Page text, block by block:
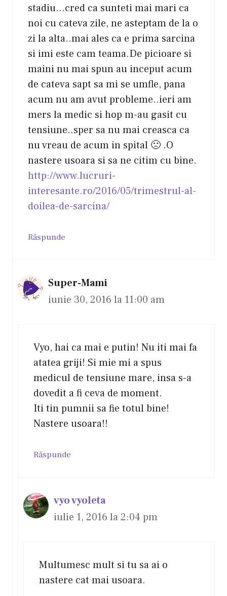
stadiu…cred ca sunteti mai mari ca
noi cu cateva zile, ne asteptam de la o
zi la alta..mai ales ca e prima sarcina
si imi este cam teama.De picioare si
maini nu mai spun au inceput acum
de cateva sapt sa mi se umfle, pana
acum nu am avut probleme..ieri am
mers la medic si hop m-au gasit cu
tensiune..sper sa nu mai creasca ca
nu vreau de acum in spital 🙁 .O
nastere usoara si sa ne citim cu bine.
http://www.lucruri-
interesante.ro/2016/05/trimestrul-al-
doilea-de-sarcina/
Răspunde
Super-Mami
iunie 30, 2016 la 11:00 am
Vyo, hai ca mai e putin! Nu iti mai fa
atatea griji! Si mie mi a spus
medicul de tensiune mare, insa s-a
dovedit a fi ceva de moment.
Iti tin pumnii sa fie totul bine!
Nastere usoara!!
Răspunde
vyo vyoleta
iulie 1, 2016 la 2:04 pm
Multumesc mult si tu sa ai o
nastere cat mai usoara.